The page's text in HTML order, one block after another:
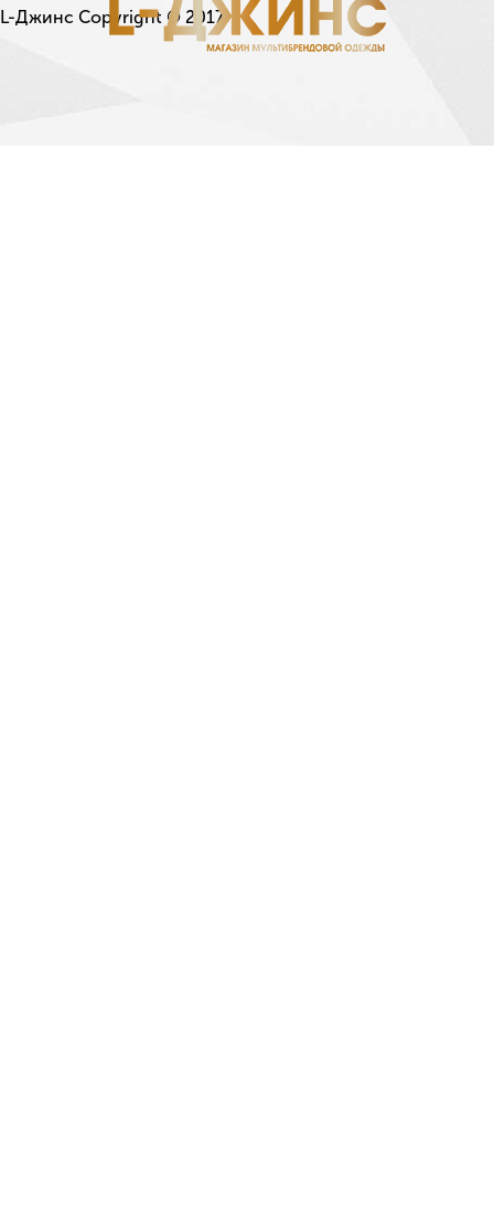
L-Джинс Copyright © 2017.